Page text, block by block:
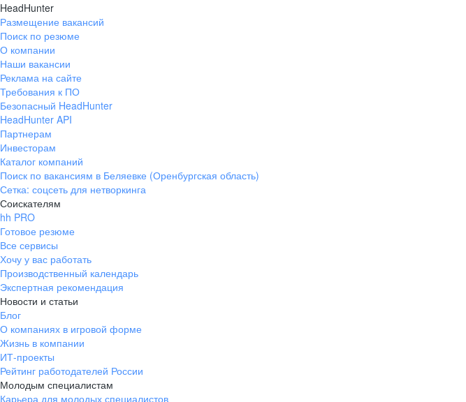
HeadHunter
Размещение вакансий
Поиск по резюме
О компании
Наши вакансии
Реклама на сайте
Требования к ПО
Безопасный HeadHunter
HeadHunter API
Партнерам
Инвесторам
Каталог компаний
Поиск по вакансиям в Беляевке (Оренбургская область)
Сетка: соцсеть для нетворкинга
Соискателям
hh PRO
Готовое резюме
Все сервисы
Хочу у вас работать
Производственный календарь
Экспертная рекомендация
Новости и статьи
Блог
О компаниях в игровой форме
Жизнь в компании
ИТ-проекты
Рейтинг работодателей России
Молодым специалистам
Карьера для молодых специалистов